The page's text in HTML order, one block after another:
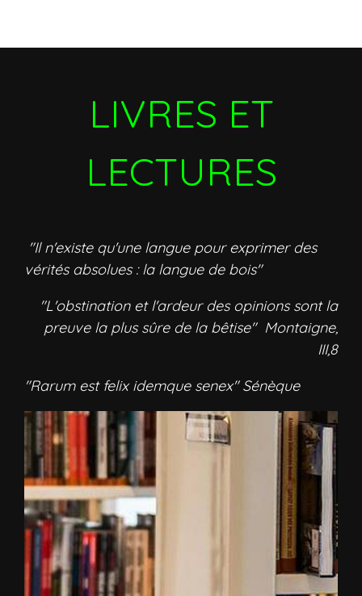
LIVRES ET
LECTURES
"Il n'existe qu'une langue pour exprimer des
vérités absolues : la langue de bois"
"L'obstination et l'ardeur des opinions sont la
preuve la plus sûre de la bêtise" Montaigne,
III,8
"Rarum est felix idemque senex" Sénèque